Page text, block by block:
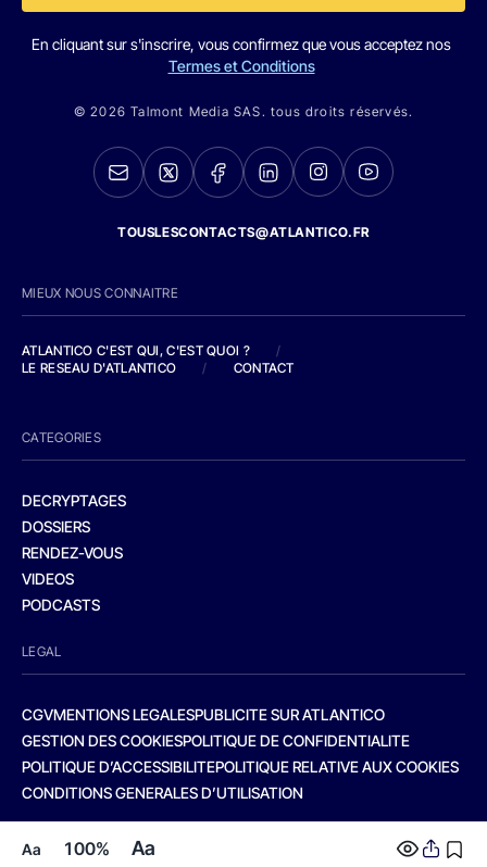
Aa 100% Aa
En cliquant sur s'inscrire, vous confirmez que vous acceptez nos
Termes et Conditions
© 2026 Talmont Media SAS. tous droits réservés.
TOUSLESCONTACTS@ATLANTICO.FR
MIEUX NOUS CONNAITRE
ATLANTICO C'EST QUI, C'EST QUOI ?
/
LE RESEAU D'ATLANTICO
/ CONTACT
CATEGORIES
DECRYPTAGES
DOSSIERS
RENDEZ-VOUS
VIDEOS
PODCASTS
LEGAL
CGVMENTIONS LEGALESPUBLICITE SUR ATLANTICO
GESTION DES COOKIESPOLITIQUE DE CONFIDENTIALITE
POLITIQUE D’ACCESSIBILITEPOLITIQUE RELATIVE AUX COOKIES
CONDITIONS GENERALES D’UTILISATION